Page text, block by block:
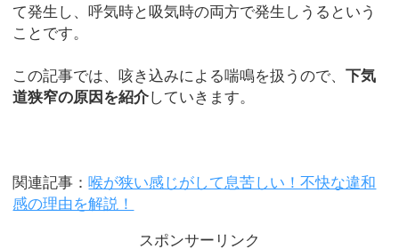
て発生し、呼気時と吸気時の両方で発生しうるという
ことです。
この記事では、咳き込みによる喘鳴を扱うので、下気
道狭窄の原因を紹介していきます。
関連記事：喉が狭い感じがして息苦しい！不快な違和
感の理由を解説！
スポンサーリンク